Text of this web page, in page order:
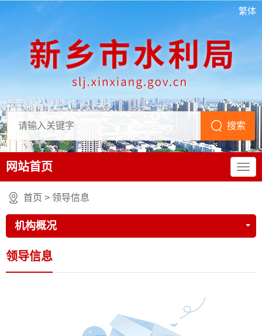
繁体
网站首页
首页 > 领导信息
机构概况
领导信息